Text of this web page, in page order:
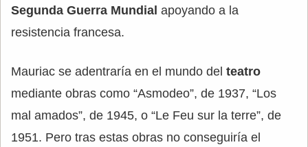
Segunda Guerra Mundial apoyando a la
resistencia francesa.
Mauriac se adentraría en el mundo del teatro
mediante obras como “Asmodeo”, de 1937, “Los
mal amados”, de 1945, o “Le Feu sur la terre”, de
1951. Pero tras estas obras no conseguiría el